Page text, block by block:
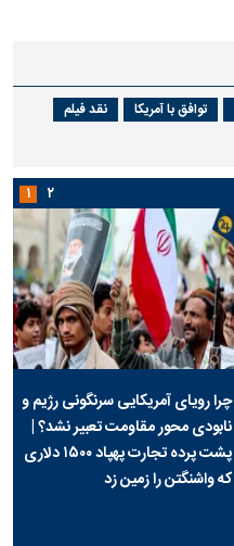
توافق با آمریکا
نقد فیلم
چرا رویای آمریکایی سرنگونی رژیم و
نابودی محور مقاومت تعبیر نشد؟ |
پشت پرده تجارت پهپاد‌ ۱۵۰۰ دلاری
که واشنگتن را زمین زد
۱ ۲